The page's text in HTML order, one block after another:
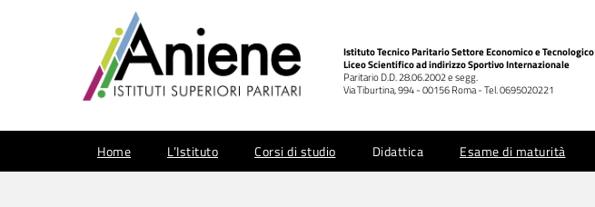
Istituto Tecnico Paritario Settore Economico e Tecnologico
Liceo Scientifico ad indirizzo Sportivo Internazionale
Paritario D.D. 28.06.2002 e segg.
Via Tiburtina, 994 - 00156 Roma - Tel. 0695020221
Home L’Istituto Corsi di studio Didattica Esame di maturità